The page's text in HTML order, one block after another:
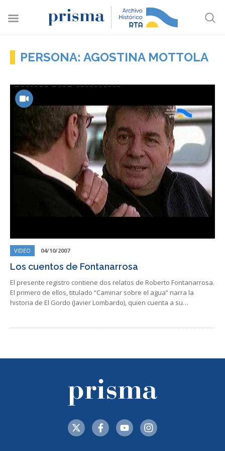
PERSONA: AGOSTINA MOTTOLA
VIDEO 04/10/2007
Los cuentos de Fontanarrosa
El presente registro contiene dos relatos de Roberto Fontanarrosa.
El primero de ellos, titulado “Caminar sobre el agua” narra la
historia de El Gordo (Javier Lombardo), quien cuenta a su…